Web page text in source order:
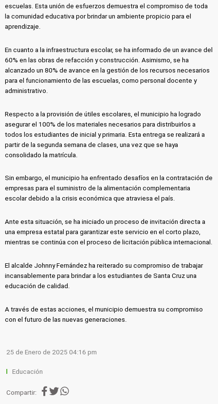
escuelas. Esta unión de esfuerzos demuestra el compromiso de toda
la comunidad educativa por brindar un ambiente propicio para el
aprendizaje.
En cuanto a la infraestructura escolar, se ha informado de un avance del
60% en las obras de refacción y construcción. Asimismo, se ha
alcanzado un 80% de avance en la gestión de los recursos necesarios
para el funcionamiento de las escuelas, como personal docente y
administrativo.
Respecto a la provisión de útiles escolares, el municipio ha logrado
asegurar el 100% de los materiales necesarios para distribuirlos a
todos los estudiantes de inicial y primaria. Esta entrega se realizará a
partir de la segunda semana de clases, una vez que se haya
consolidado la matrícula.
Sin embargo, el municipio ha enfrentado desafíos en la contratación de
empresas para el suministro de la alimentación complementaria
escolar debido a la crisis económica que atraviesa el país.
Ante esta situación, se ha iniciado un proceso de invitación directa a
una empresa estatal para garantizar este servicio en el corto plazo,
mientras se continúa con el proceso de licitación pública internacional.
El alcalde Johnny Fernández ha reiterado su compromiso de trabajar
incansablemente para brindar a los estudiantes de Santa Cruz una
educación de calidad.
A través de estas acciones, el municipio demuestra su compromiso
con el futuro de las nuevas generaciones.
25 de Enero de 2025 04:16 pm
Educación
Compartir: